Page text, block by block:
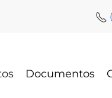
Documentos